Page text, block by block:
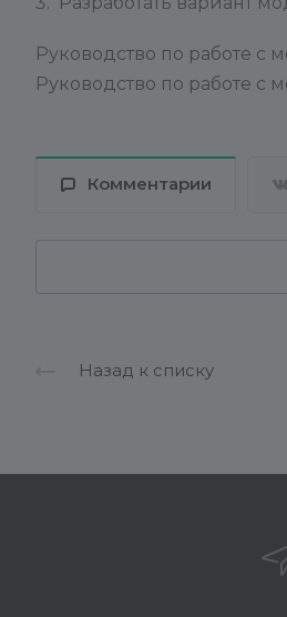
Руководство по работе с
Руководство по работе с
Комментарии
Назад к списку